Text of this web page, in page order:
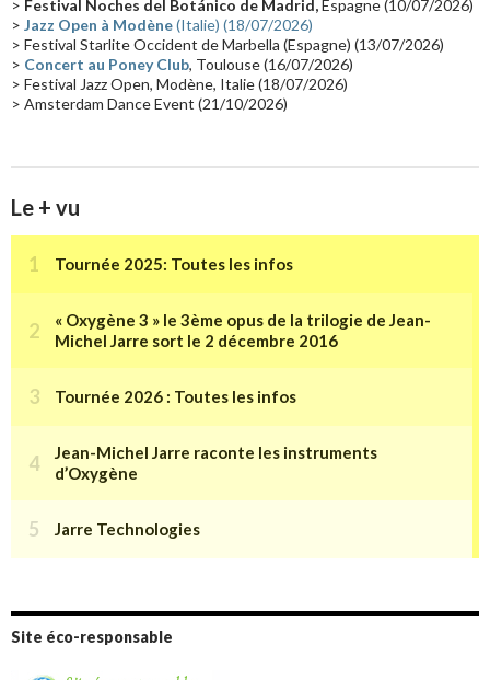
Tournée 2025(14) 2024(14) Chine(13)
> Festival Noches del Botánico de Madrid, Espagne (10/07/2026)
> Jazz Open à Modène(Italie) (18/07/2026)
> Festival Starlite Occident de Marbella (Espagne) (13/07/2026)
> Concert au Poney Club, Toulouse (16/07/2026)
> Festival Jazz Open, Modène, Italie (18/07/2026)
> Amsterdam Dance Event (21/10/2026)
Le + vu
Site éco-responsable